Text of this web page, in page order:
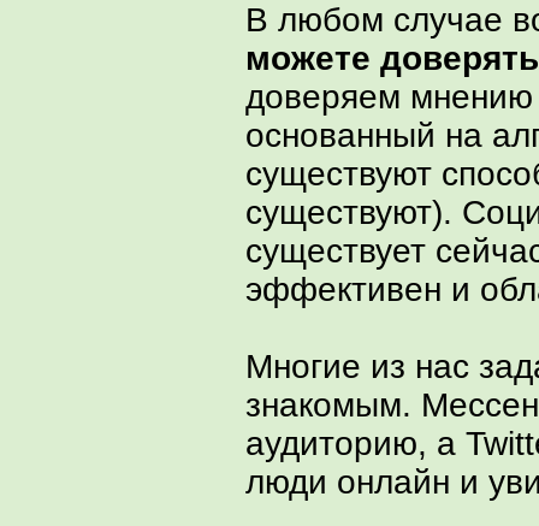
В любом случае
можете
доверяем мнению
основанный на
существуют
существуют).
существует
эффективен и
Многие из нас
знакомым.
аудиторию, а
люди онлайн и